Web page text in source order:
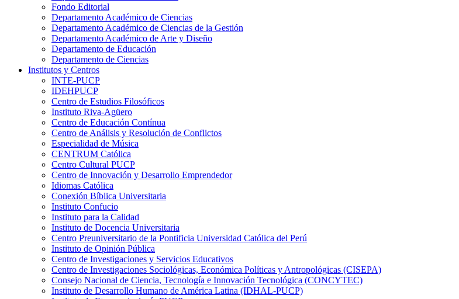
Fondo Editorial
Departamento Académico de Ciencias
Departamento Académico de Ciencias de la Gestión
Departamento Académico de Arte y Diseño
Departamento de Educación
Departamento de Ciencias
Institutos y Centros
INTE-PUCP
IDEHPUCP
Centro de Estudios Filosóficos
Instituto Riva-Agüero
Centro de Educación Contínua
Centro de Análisis y Resolución de Conflictos
Especialidad de Música
CENTRUM Católica
Centro Cultural PUCP
Centro de Innovación y Desarrollo Emprendedor
Idiomas Católica
Conexión Bíblica Universitaria
Instituto Confucio
Instituto para la Calidad
Instituto de Docencia Universitaria
Centro Preuniversitario de la Pontificia Universidad Católica del Perú
Instituto de Opinión Pública
Centro de Investigaciones y Servicios Educativos
Centro de Investigaciones Sociológicas, Económica Políticas y Antropológicas (CISEPA)
Consejo Nacional de Ciencia, Tecnología e Innovación Tecnológica (CONCYTEC)
Instituto de Desarrollo Humano de América Latina (IDHAL-PUCP)